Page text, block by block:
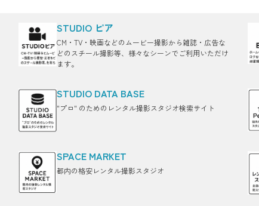
STUDIO ピア
CM・TV・映画などのムービー撮影から雑誌・広告な
どのスチール撮影等、様々なシーンでご利用いただけ
ます。
STUDIO DATA BASE
"プロ" のためのレンタル撮影スタジオ検索サイト
SPACE MARKET
都内の格安レンタル撮影スタジオ